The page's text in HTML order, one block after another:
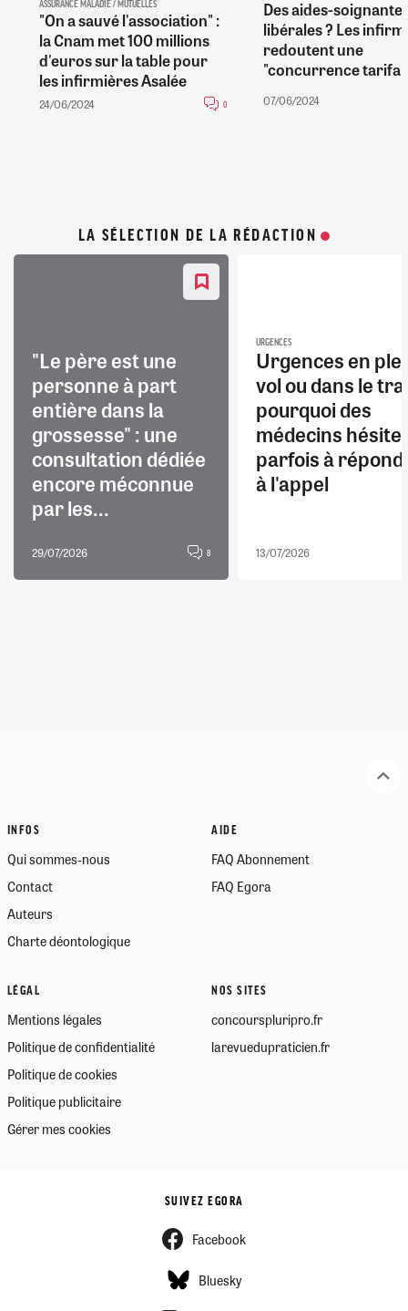
ASSURANCE MALADIE / MUTUELLES
"On a sauvé l'association" :
la Cnam met 100 millions
d'euros sur la table pour
les infirmières Asalée
24/06/2024 0
Des aides-
libérales ? Les
redoutent une
"concurrence
07/06/2024
LA SÉLECTION DE LA RÉDACTION
"Le père est une
personne à part
entière dans la
grossesse" : une
consultation dédiée
encore méconnue
par les...
29/07/2026 8
URGENCES
Urgences en
vol ou dans le
pourquoi des
médecins
parfois à
à l'appel
13/07/2026
INFOS
Qui sommes-nous
Contact
Auteurs
Charte déontologique
AIDE
FAQ Abonnement
FAQ Egora
LÉGAL
Mentions légales
Politique de confidentialité
Politique de cookies
Politique publicitaire
Gérer mes cookies
NOS SITES
concourspluripro.fr
larevuedupraticien.fr
SUIVEZ EGORA
Facebook
Bluesky